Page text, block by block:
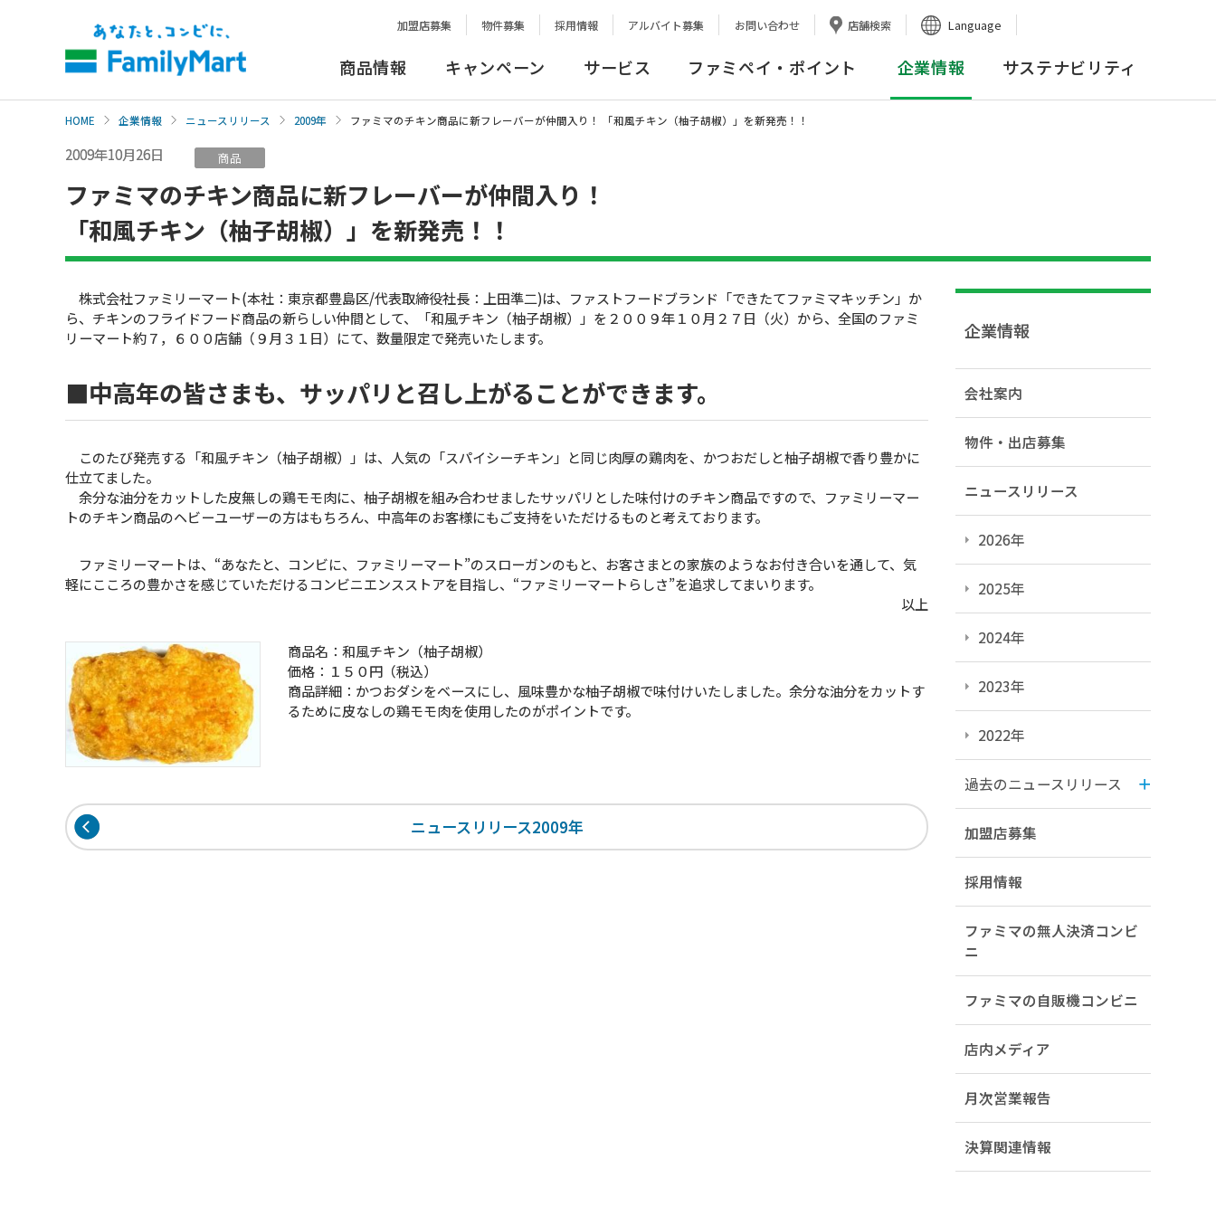
加盟店募集 物件募集 採用情報 アルバイト募集 お問い合わせ 店舗検索 Language
商品情報 キャンペーン サービス ファミペイ・ポイント 企業情報 サステナビリティ
HOME 企業情報 ニュースリリース 2009年 ファミマのチキン商品に新フレーバーが仲間入り！ 「和風チキン（柚子胡椒）」を新発売！！
2009年10月26日 商品
ファミマのチキン商品に新フレーバーが仲間入り！
「和風チキン（柚子胡椒）」を新発売！！
株式会社ファミリーマート(本社：東京都豊島区/代表取締役社長：上田準二)は、ファストフードブランド「できたてファミマキッチン」か
ら、チキンのフライドフード商品の新らしい仲間として、「和風チキン（柚子胡椒）」を２００９年１０月２７日（火）から、全国のファミ
リーマート約７，６００店舗（９月３１日）にて、数量限定で発売いたします。
■中高年の皆さまも、サッパリと召し上がることができます。
このたび発売する「和風チキン（柚子胡椒）」は、人気の「スパイシーチキン」と同じ肉厚の鶏肉を、かつおだしと柚子胡椒で香り豊かに
仕立てました。
余分な油分をカットした皮無しの鶏モモ肉に、柚子胡椒を組み合わせましたサッパリとした味付けのチキン商品ですので、ファミリーマー
トのチキン商品のヘビーユーザーの方はもちろん、中高年のお客様にもご支持をいただけるものと考えております。
ファミリーマートは、“あなたと、コンビに、ファミリーマート”のスローガンのもと、お客さまとの家族のようなお付き合いを通して、気
軽にこころの豊かさを感じていただけるコンビニエンスストアを目指し、“ファミリーマートらしさ”を追求してまいります。
以上
商品名：和風チキン（柚子胡椒）
価格：１５０円（税込）
商品詳細：かつおダシをベースにし、風味豊かな柚子胡椒で味付けいたしました。余分な油分をカットす
るために皮なしの鶏モモ肉を使用したのがポイントです。
ニュースリリース2009年
企業情報
会社案内
物件・出店募集
ニュースリリース
2026年
2025年
2024年
2023年
2022年
過去のニュースリリース
加盟店募集
採用情報
ファミマの無人決済コンビ
ニ
ファミマの自販機コンビニ
店内メディア
月次営業報告
決算関連情報